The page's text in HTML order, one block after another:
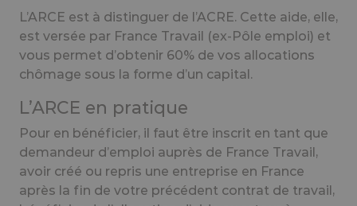
L’ARCE est à distinguer de l’ACRE. Cette aide, elle,
est versée par France Travail (ex-Pôle emploi) et
vous permet d’obtenir 60% de vos allocations
chômage sous la forme d’un capital.
L’ARCE en pratique
Pour en bénéficier, il faut être inscrit en tant que
demandeur d’emploi auprès de France Travail,
avoir créé ou repris une entreprise en France
après la fin de votre précédent contrat de travail,